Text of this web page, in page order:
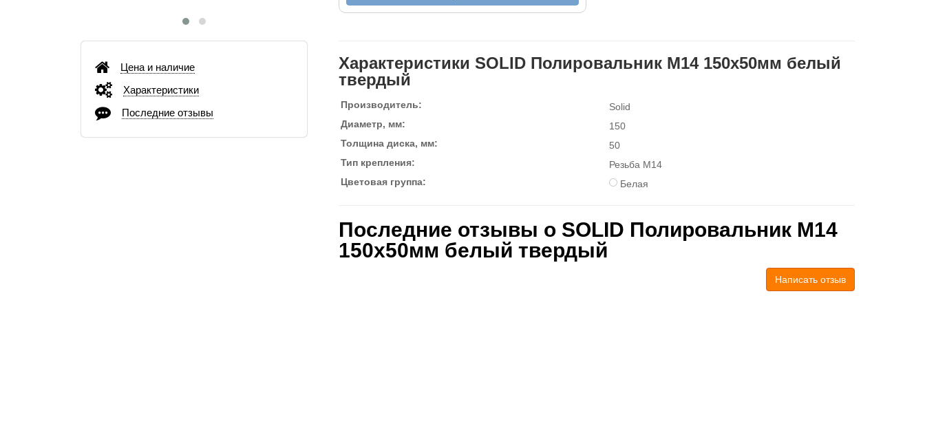
Цена и наличие
Характеристики
Последние отзывы
Характеристики SOLID Полировальник М14 150x50мм белый
твердый
Производитель:
Solid
Диаметр, мм:
150
Толщина диска, мм:
50
Тип крепления:
Резьба М14
Цветовая группа:
Белая
Последние отзывы о SOLID Полировальник М14
150x50мм белый твердый
Написать отзыв